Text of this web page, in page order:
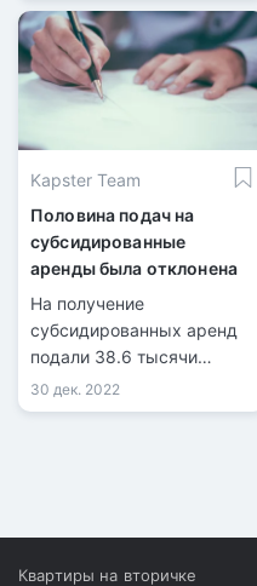
Kapster Team
Половина подач на
субсидированные
аренды была отклонена
На получение
субсидированных аренд
подали 38.6 тысячи
заявок, из которых 18.5
тысячи не были приняты,
30 дек. 2022
Квартиры на вторичке